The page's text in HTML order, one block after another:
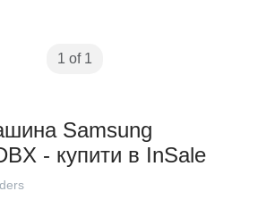
1 of 1
Samsung
- купити в InSale